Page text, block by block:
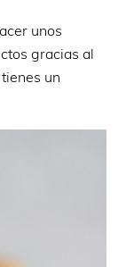
unos
gracias al
un